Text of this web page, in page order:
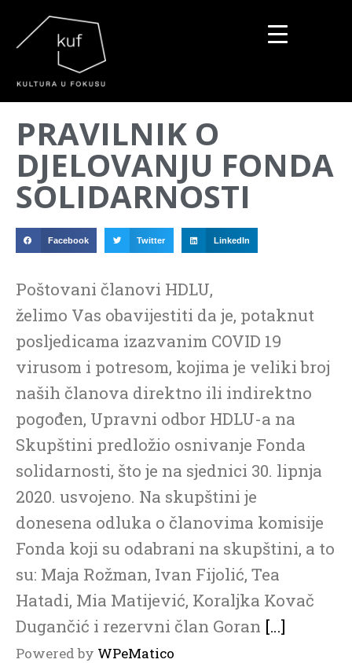
PRAVILNIK O
DJELOVANJU FONDA
SOLIDARNOSTI
Facebook Twitter LinkedIn
Poštovani članovi HDLU,
želimo Vas obavijestiti da je, potaknut
posljedicama izazvanim COVID 19
virusom i potresom, kojima je veliki broj
naših članova direktno ili indirektno
pogođen, Upravni odbor HDLU-a na
Skupštini predložio osnivanje Fonda
solidarnosti, što je na sjednici 30. lipnja
2020. usvojeno. Na skupštini je
donesena odluka o članovima komisije
Fonda koji su odabrani na skupštini, a to
su: Maja Rožman, Ivan Fijolić, Tea
Hatadi, Mia Matijević, Koraljka Kovač
Dugančić i rezervni član Goran […]
Powered by WPeMatico
▼
▼